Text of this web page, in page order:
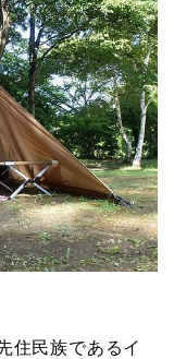
住民族であるイ